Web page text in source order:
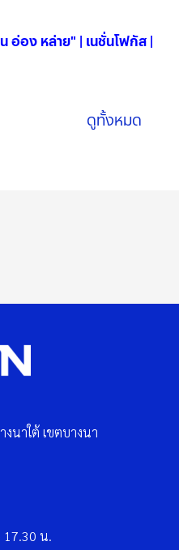
ย" | เนชั่นโฟกัส |
ดูทั้งหมด
นาใต้ เขตบางนา
17.30 น.